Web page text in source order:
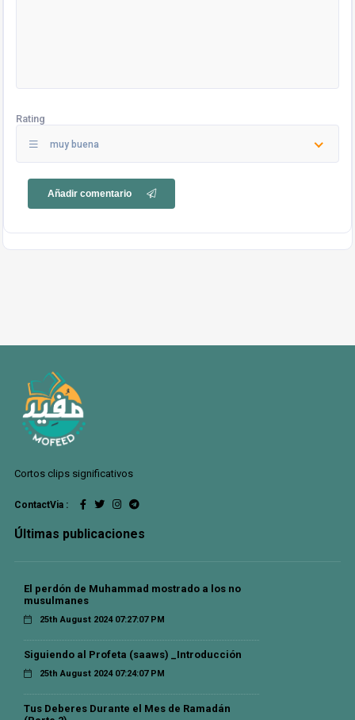
Rating
muy buena
Añadir comentario
Cortos clips significativos
ContactVia :
Últimas publicaciones
El perdón de Muhammad mostrado a los no
musulmanes
25th August 2024 07:27:07 PM
Siguiendo al Profeta (saaws) _Introducción
25th August 2024 07:24:07 PM
Tus Deberes Durante el Mes de Ramadán